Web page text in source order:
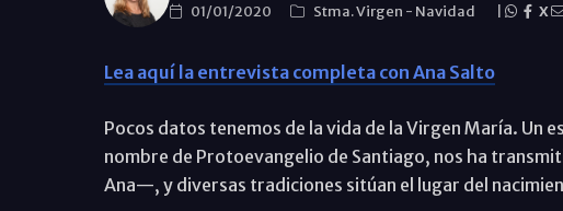
01/01/2020 Stma. Virgen - Navidad X
Lea aquí la entrevista completa con Ana Salto
Pocos datos tenemos de la vida de la Virgen María. Un
nombre de Protoevangelio de Santiago, nos ha
Ana—, y diversas tradiciones sitúan el lugar del